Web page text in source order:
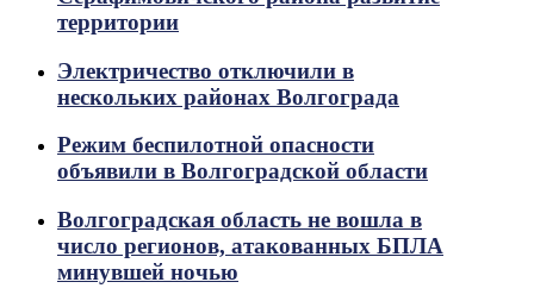
территории
Электричество отключили в
нескольких районах Волгограда
Режим беспилотной опасности
объявили в Волгоградской области
Волгоградская область не вошла в
число регионов, атакованных БПЛА
минувшей ночью